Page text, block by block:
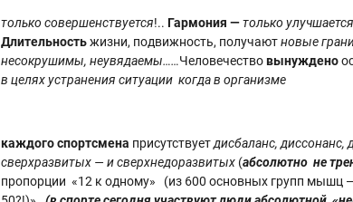
только совершенствуется!.. Гармония —только
Длительностьжизни, подвижность, получаютновые
несокрушимы, неувядаемы……Человечествовынуждено
в целях устранения ситуации когда в организме
каждого спортсмена присутствуетдисбаланс, диссонанс,
сверхразвитых — и сверхнедоразвитых (абсолютно не
пропорции «12 к одному» (из 600 основных групп мышц